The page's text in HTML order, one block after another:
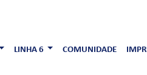
LINHA 6 COMUNIDADE